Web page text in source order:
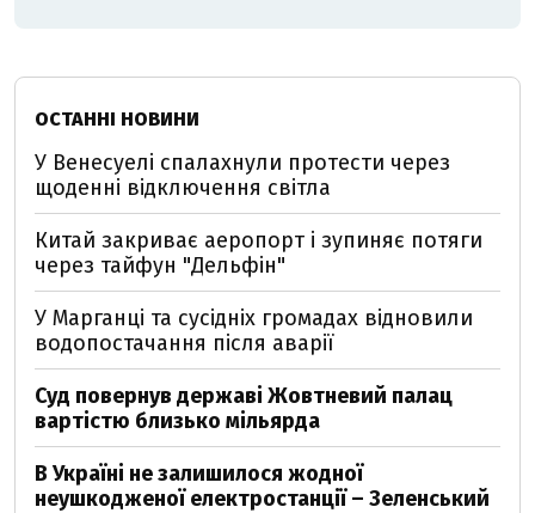
ОСТАННІ НОВИНИ
У Венесуелі спалахнули протести через
щоденні відключення світла
Китай закриває аеропорт і зупиняє потяги
через тайфун "Дельфін"
У Марганці та сусідніх громадах відновили
водопостачання після аварії
Суд повернув державі Жовтневий палац
вартістю близько мільярда
В Україні не залишилося жодної
неушкодженої електростанції – Зеленський